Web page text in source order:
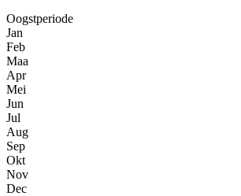
Oogstperiode
Jan
Feb
Maa
Apr
Mei
Jun
Jul
Aug
Sep
Okt
Nov
Dec